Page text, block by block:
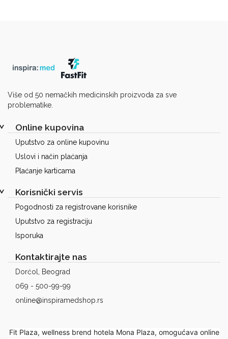
Više od 50 nemačkih medicinskih proizvoda za sve
problematike.
Online kupovina
Uputstvo za online kupovinu
Uslovi i način plaćanja
Plaćanje karticama
Korisnički servis
Pogodnosti za registrovane korisnike
Uputstvo za registraciju
Isporuka
Kontaktirajte nas
Dorćol, Beograd
069 - 500-99-99
online@inspiramedshop.rs
Fit Plaza, wellness brend hotela Mona Plaza, omogućava online